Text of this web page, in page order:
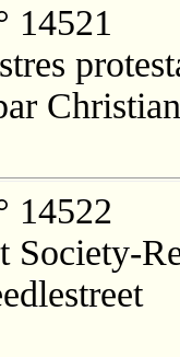
14521
14522
Society-